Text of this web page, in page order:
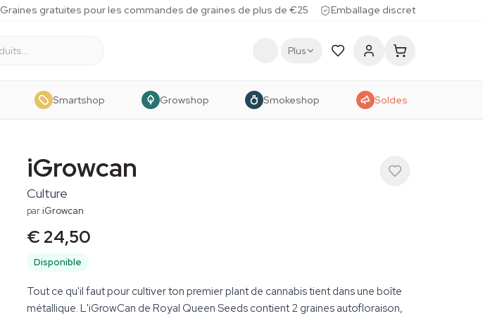
Graines gratuites pour les commandes de graines de plus de €25 Emballage discret
Plus
Smartshop Growshop Smokeshop Soldes
iGrowcan
Culture
pariGrowcan
€ 24,50
Disponible
Tout ce qu'il faut pour cultiver ton premier plant de cannabis tient dans une boîte
métallique. L'iGrowCan de Royal Queen Seeds contient 2 graines autofloraison,